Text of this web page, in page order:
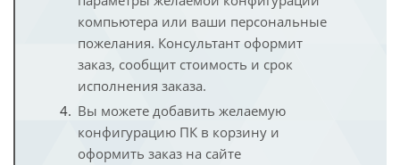
компьютера или ваши персональные
пожелания. Консультант оформит
заказ, сообщит стоимость и срок
исполнения заказа.
Вы можете добавить желаемую
конфигурацию ПК в корзину и
оформить заказ на сайте